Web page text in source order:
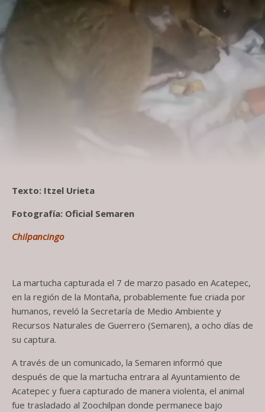
Texto: Itzel Urieta
Fotografía: Oficial Semaren
Chilpancingo
La martucha capturada el 7 de marzo pasado en Acatepec,
en la región de la Montaña, probablemente fue criada por
humanos, reveló la Secretaría de Medio Ambiente y
Recursos Naturales de Guerrero (Semaren), a ocho días de
su captura.
A través de un comunicado, la Semaren informó que
después de que la martucha entrara al Ayuntamiento de
Acatepec y fuera capturado de manera violenta, el animal
fue trasladado al Zoochilpan donde permanece bajo